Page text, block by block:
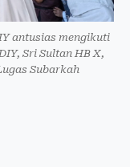
antusias mengikuti
Sri Sultan HB X,
Subarkah